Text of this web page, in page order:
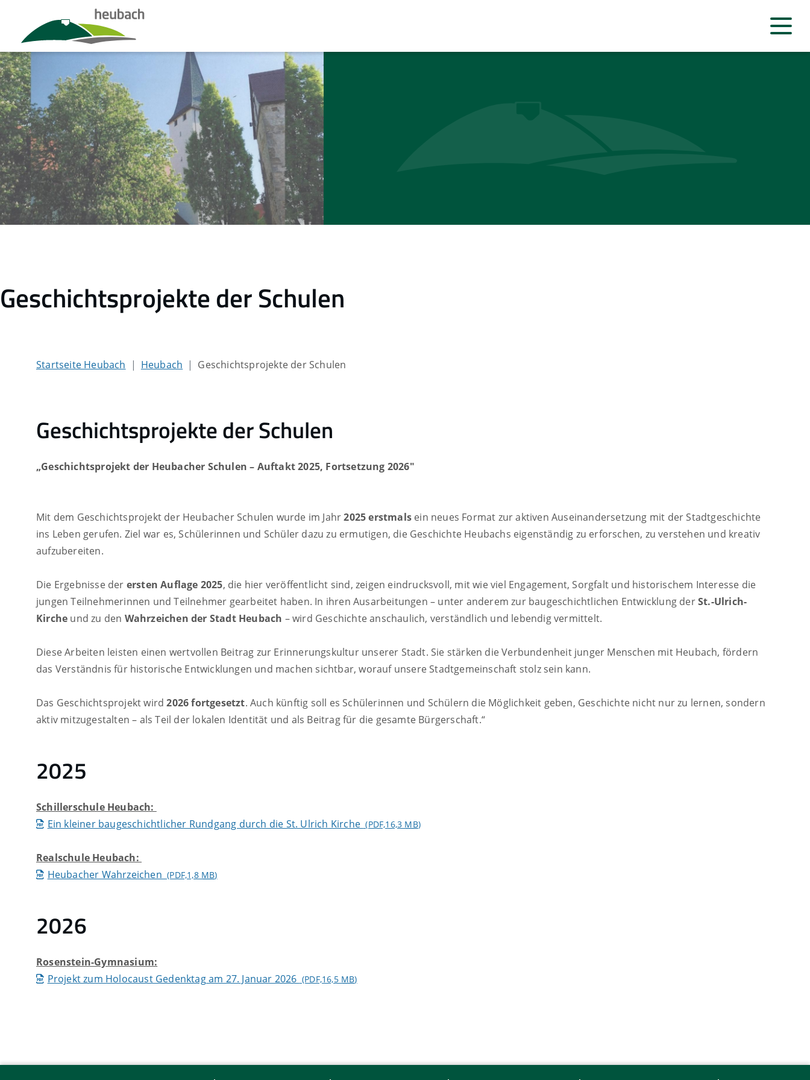
Geschichtsprojekte der Schulen
Startseite Heubach Heubach Geschichtsprojekte der Schulen
Geschichtsprojekte der Schulen
„Geschichtsprojekt der Heubacher Schulen – Auftakt 2025, Fortsetzung 2026"
Mit dem Geschichtsprojekt der Heubacher Schulen wurde im Jahr2025 erstmals ein neues Format zur aktiven Auseinandersetzung mit der Stadtgeschichte
ins Leben gerufen. Ziel war es, Schülerinnen und Schüler dazu zu ermutigen, die Geschichte Heubachs eigenständig zu erforschen, zu verstehen und kreativ
aufzubereiten.
Die Ergebnisse der ersten Auflage 2025, die hier veröffentlicht sind, zeigen eindrucksvoll, mit wie viel Engagement, Sorgfalt und historischem Interesse die
jungen Teilnehmerinnen und Teilnehmer gearbeitet haben. In ihren Ausarbeitungen – unter anderem zur baugeschichtlichen Entwicklung derSt.-Ulrich-
Kirche und zu den Wahrzeichen der Stadt Heubach – wird Geschichte anschaulich, verständlich und lebendig vermittelt.
Diese Arbeiten leisten einen wertvollen Beitrag zur Erinnerungskultur unserer Stadt. Sie stärken die Verbundenheit junger Menschen mit Heubach, fördern
das Verständnis für historische Entwicklungen und machen sichtbar, worauf unsere Stadtgemeinschaft stolz sein kann.
Das Geschichtsprojekt wird2026 fortgesetzt. Auch künftig soll es Schülerinnen und Schülern die Möglichkeit geben, Geschichte nicht nur zu lernen, sondern
aktiv mitzugestalten – als Teil der lokalen Identität und als Beitrag für die gesamte Bürgerschaft.“
2025
Schillerschule Heubach:
Ein kleiner baugeschichtlicher Rundgang durch die St. Ulrich Kirche (PDF,16,3 MB)
Realschule Heubach:
Heubacher Wahrzeichen (PDF,1,8 MB)
2026
Rosenstein-Gymnasium:
Projekt zum Holocaust Gedenktag am 27. Januar 2026 (PDF,16,5 MB)